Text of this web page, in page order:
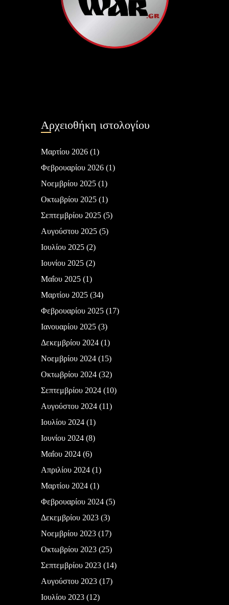
Αρχειοθήκη ιστολογίου
Μαρτίου 2026(1)
Φεβρουαρίου 2026(1)
Νοεμβρίου 2025(1)
Οκτωβρίου 2025(1)
Σεπτεμβρίου 2025(5)
Αυγούστου 2025(5)
Ιουλίου 2025(2)
Ιουνίου 2025(2)
Μαΐου 2025(1)
Μαρτίου 2025(34)
Φεβρουαρίου 2025(17)
Ιανουαρίου 2025(3)
Δεκεμβρίου 2024(1)
Νοεμβρίου 2024(15)
Οκτωβρίου 2024(32)
Σεπτεμβρίου 2024(10)
Αυγούστου 2024(11)
Ιουλίου 2024(1)
Ιουνίου 2024(8)
Μαΐου 2024(6)
Απριλίου 2024(1)
Μαρτίου 2024(1)
Φεβρουαρίου 2024(5)
Δεκεμβρίου 2023(3)
Νοεμβρίου 2023(17)
Οκτωβρίου 2023(25)
Σεπτεμβρίου 2023(14)
Αυγούστου 2023(17)
Ιουλίου 2023(12)